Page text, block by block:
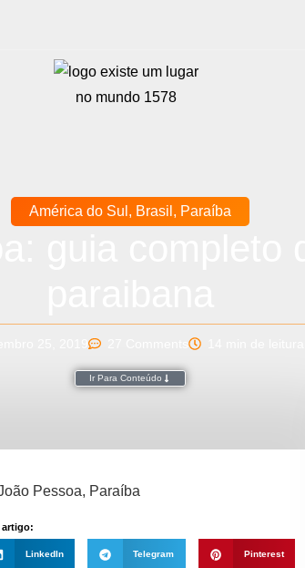
América do Sul , Brasil , Paraíba
Ir Para Conteúdo
artigo:
LinkedIn Telegram Pinterest